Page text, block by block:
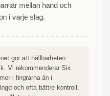
mellan hand och
i varje slag.
gör att hållbarheten
Vi rekommenderar Six
i fingrarna än i
och ofta bättre kontroll.